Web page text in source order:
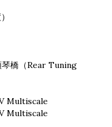
橋（Rear Tuning
Multiscale
Multiscale